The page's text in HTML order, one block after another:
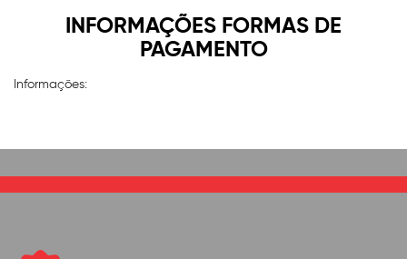
INFORMAÇÕES FORMAS DE
PAGAMENTO
Informações: